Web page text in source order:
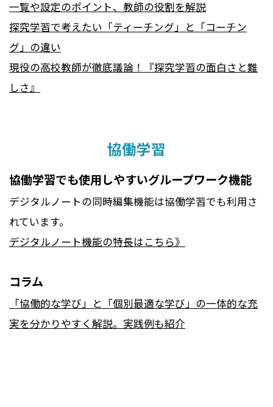
一覧や設定のポイント、教師の役割を解説
探究学習で考えたい「ティーチング」と「コーチン
グ」の違い
現役の高校教師が徹底議論！『探究学習の面白さと難
しさ』
協働学習
協働学習でも使用しやすいグループワーク機能
デジタルノートの同時編集機能は協働学習でも利用さ
れています。
デジタルノート機能の特長はこちら》
コラム
「協働的な学び」と「個別最適な学び」の一体的な充
実を分かりやすく解説。実践例も紹介